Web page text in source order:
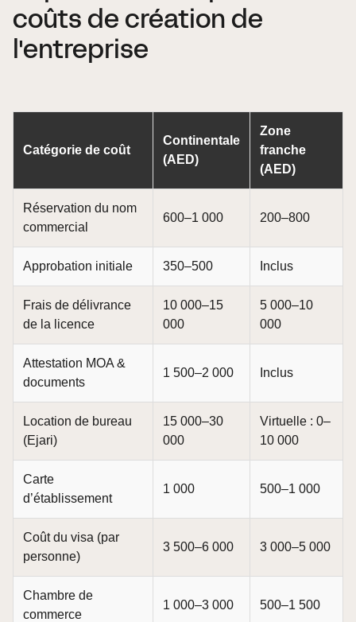
coûts de création de
l'entreprise
Catégorie de coût
Continentale
(AED)
Zone
franche
(AED)
Réservation du nom
commercial
600–1 000 200–800
Approbation initiale 350–500 Inclus
Frais de délivrance
de la licence
10 000–15
000
5 000–10
000
Attestation MOA &
documents
1 500–2 000 Inclus
Location de bureau
(Ejari)
15 000–30
000
Virtuelle : 0–
10 000
Carte
d’établissement
1 000 500–1 000
Coût du visa (par
personne)
3 500–6 000 3 000–5 000
Chambre de
commerce
1 000–3 000 500–1 500